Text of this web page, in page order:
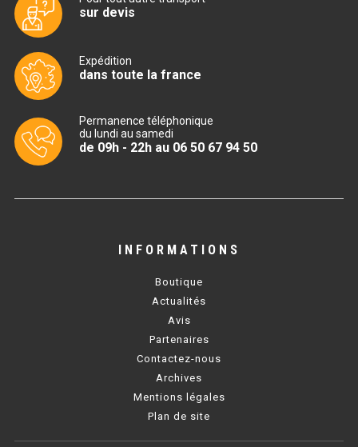
TABLE RÉFRIGÉRÉE
TABLE 600
TABLE 700 VITRÉE
TABLE CONGÉLATEUR
SOUBASSEMENT RÉFRIGÉRÉ
TABLE DE PRÉPARATION
sur devis
Expédition
dans toute la france
Permanence téléphonique
du lundi au samedi
de 09h - 22h au 06 50 67 94 50
INFORMATIONS
Boutique
Actualités
Avis
Partenaires
Contactez-nous
Archives
Mentions légales
Plan de site